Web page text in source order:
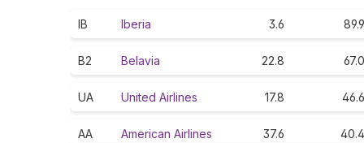
IB Iberia 3.6 89.9
B2 Belavia 22.8 67.0
UA United Airlines 17.8 46.6
AA American Airlines 37.6 40.4